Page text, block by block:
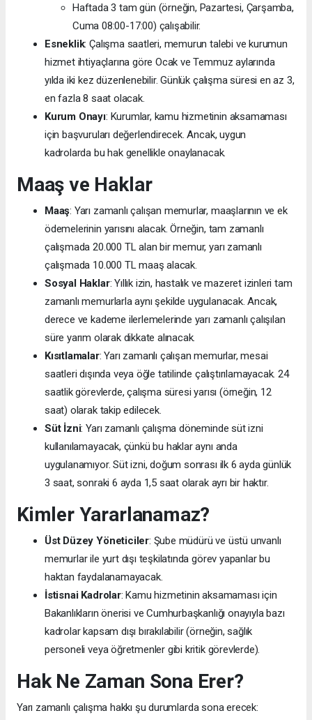
Haftada 3 tam gün (örneğin, Pazartesi, Çarşamba,
Cuma 08:00-17:00) çalışabilir.
Esneklik: Çalışma saatleri, memurun talebi ve kurumun
hizmet ihtiyaçlarına göre Ocak ve Temmuz aylarında
yılda iki kez düzenlenebilir. Günlük çalışma süresi en az 3,
en fazla 8 saat olacak.
Kurum Onayı: Kurumlar, kamu hizmetinin aksamaması
için başvuruları değerlendirecek. Ancak, uygun
kadrolarda bu hak genellikle onaylanacak.
Maaş ve Haklar
Maaş: Yarı zamanlı çalışan memurlar, maaşlarının ve ek
ödemelerinin yarısını alacak. Örneğin, tam zamanlı
çalışmada 20.000 TL alan bir memur, yarı zamanlı
çalışmada 10.000 TL maaş alacak.
Sosyal Haklar: Yıllık izin, hastalık ve mazeret izinleri tam
zamanlı memurlarla aynı şekilde uygulanacak. Ancak,
derece ve kademe ilerlemelerinde yarı zamanlı çalışılan
süre yarım olarak dikkate alınacak.
Kısıtlamalar: Yarı zamanlı çalışan memurlar, mesai
saatleri dışında veya öğle tatilinde çalıştırılamayacak. 24
saatlik görevlerde, çalışma süresi yarısı (örneğin, 12
saat) olarak takip edilecek.
Süt İzni: Yarı zamanlı çalışma döneminde süt izni
kullanılamayacak, çünkü bu haklar aynı anda
uygulanamıyor. Süt izni, doğum sonrası ilk 6 ayda günlük
3 saat, sonraki 6 ayda 1,5 saat olarak ayrı bir haktır.
Kimler Yararlanamaz?
Üst Düzey Yöneticiler: Şube müdürü ve üstü unvanlı
memurlar ile yurt dışı teşkilatında görev yapanlar bu
haktan faydalanamayacak.
İstisnai Kadrolar: Kamu hizmetinin aksamaması için
Bakanlıkların önerisi ve Cumhurbaşkanlığı onayıyla bazı
kadrolar kapsam dışı bırakılabilir (örneğin, sağlık
personeli veya öğretmenler gibi kritik görevlerde).
Hak Ne Zaman Sona Erer?
Yarı zamanlı çalışma hakkı şu durumlarda sona erecek: